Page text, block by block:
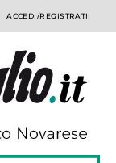
ACCEDI/REGISTRATI